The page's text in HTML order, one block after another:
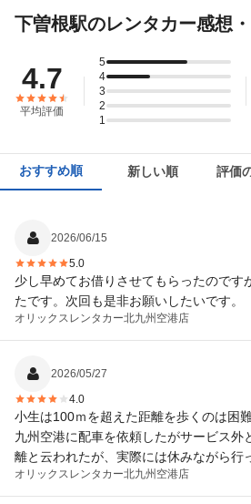
下曽根駅のレンタカー感想
4.7
平均評価
5
4
3
2
1
おすすめ順 新しい順 評価
2026/06/15
5.0
少し早めてお借りさせてもらったのです
たです。次回も是非お願いしたいです。
オリックスレンタカー北九州空港店
2026/05/27
4.0
小生は100ｍを超えた距離を歩くのは困
九州空港に配車を依頼したがサービス外
離と云われたが、実際には休みながら行
た。
オリックスレンタカー北九州空港店